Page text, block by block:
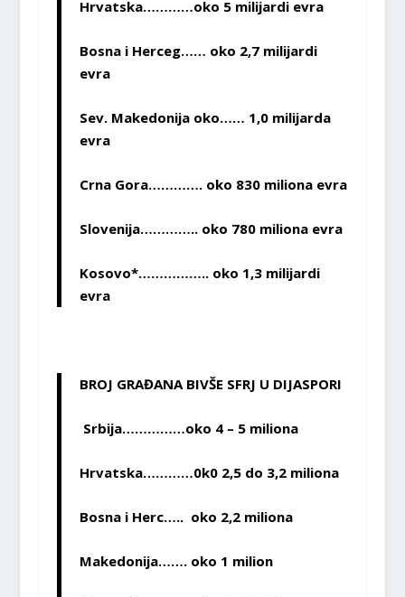
Hrvatska…………oko 5 milijardi evra
Bosna i Herceg…… oko 2,7 milijardi
evra
Sev. Makedonija oko…… 1,0 milijarda
evra
Crna Gora…………. oko 830 miliona evra
Slovenija………….. oko 780 miliona evra
Kosovo*…………….. oko 1,3 milijardi
evra
BROJ GRAĐANA BIVŠE SFRJ U DIJASPORI
Srbija……………oko 4 – 5 miliona
Hrvatska…………0k0 2,5 do 3,2 miliona
Bosna i Herc….. oko 2,2 miliona
Makedonija……. oko 1 milion